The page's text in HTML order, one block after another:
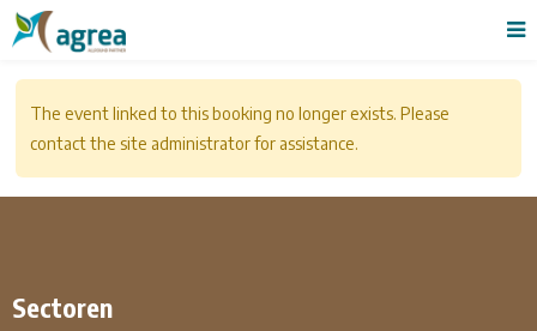
The event linked to this booking no longer exists. Please
contact the site administrator for assistance.
Sectoren